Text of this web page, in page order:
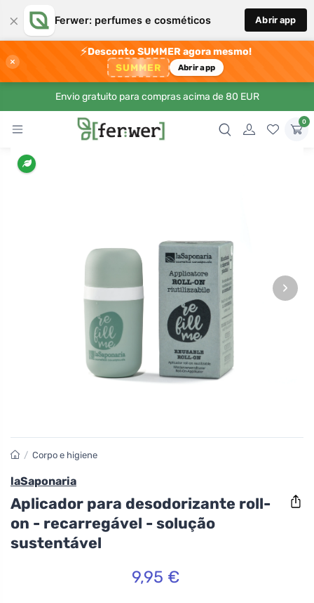
× Ferwer: perfumes e cosméticos Abrir app
×
⚡Desconto SUMMER agora mesmo!
SUMMER Abrir app
Envio gratuito para compras acima de 80 EUR
0
›
/ Corpo e higiene
laSaponaria
Aplicador para desodorizante roll-
on - recarregável - solução
sustentável
9,95 €